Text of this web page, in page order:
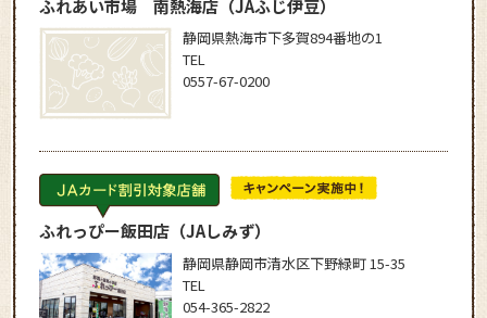
ふれあい市場 南熱海店（JAふじ伊豆）
静岡県熱海市下多賀894番地の1
TEL
0557-67-0200
ふれっぴー飯田店（JAしみず）
静岡県静岡市清水区下野緑町 15-35
TEL
054-365-2822